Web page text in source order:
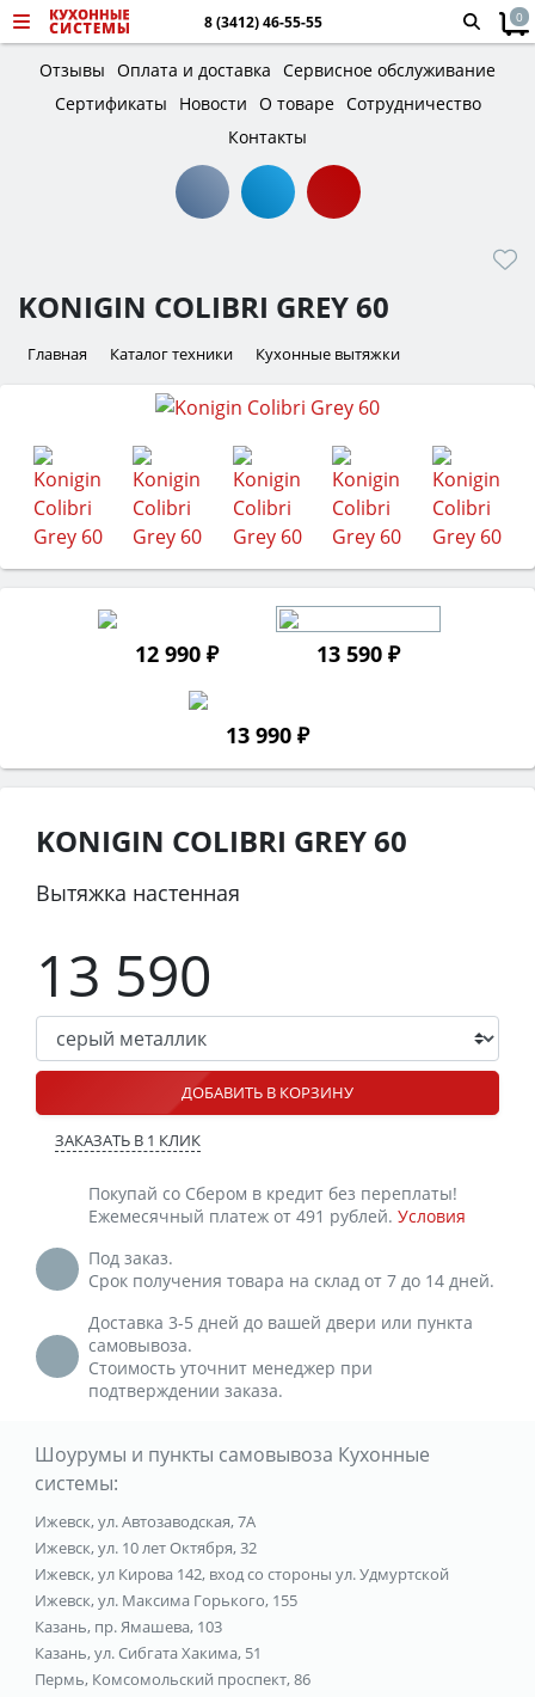
8 (3412) 46-55-55 0
Отзывы Оплата и доставка Сервисное обслуживание
Сертификаты
Новости О товаре Сотрудничество
Контакты
KONIGIN COLIBRI GREY 60
Главная Каталог техники Кухонные вытяжки
12 990 ₽ 13 590 ₽
13 990 ₽
KONIGIN COLIBRI GREY 60
Вытяжка настенная
13 590
ДОБАВИТЬ В КОРЗИНУ
ЗАКАЗАТЬ В 1 КЛИК
Покупай со Сбером в кредит без переплаты!
Ежемесячный платеж от 491 рублей. Условия
Под заказ.
Срок получения товара на склад от 7 до 14 дней.
Доставка 3-5 дней до вашей двери или пункта
самовывоза.
Стоимость уточнит менеджер при
подтверждении заказа.
Шоурумы и пункты самовывоза Кухонные
системы:
Ижевск, ул. Автозаводская, 7А
Ижевск, ул. 10 лет Октября, 32
Ижевск, ул Кирова 142, вход со стороны ул. Удмуртской
Ижевск, ул. Максима Горького, 155
Казань, пр. Ямашева, 103
Казань, ул. Сибгата Хакима, 51
Пермь, Комсомольский проспект, 86